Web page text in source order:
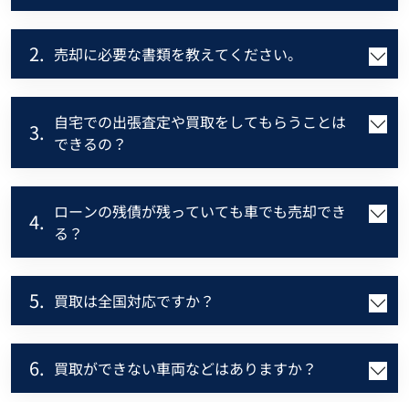
2. 売却に必要な書類を教えてください。
3. 自宅での出張査定や買取をしてもらうことは
できるの？
4. ローンの残債が残っていても車でも売却でき
る？
5. 買取は全国対応ですか？
6. 買取ができない車両などはありますか？